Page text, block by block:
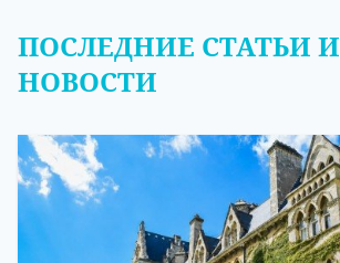
ПОСЛЕДНИЕ СТАТЬИ И
НОВОСТИ